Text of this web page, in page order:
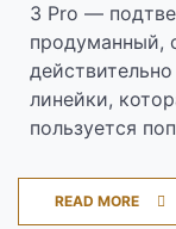
3 Pro —
продуманный,
линейки,
пользуется
READ MORE